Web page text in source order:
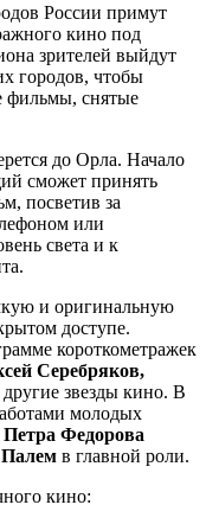
России примут
кино под
зрителей выйдут
городов, чтобы
фильмы, снятые
до Орла. Начало
сможет принять
посветив за
или
света и к
и оригинальную
доступе.
короткометражек
Серебряков,
звезды кино. В
молодых
Петра Федорова
в главной роли.
кино: